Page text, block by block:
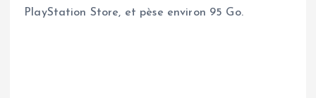
PlayStation Store, et pèse environ 95 Go.